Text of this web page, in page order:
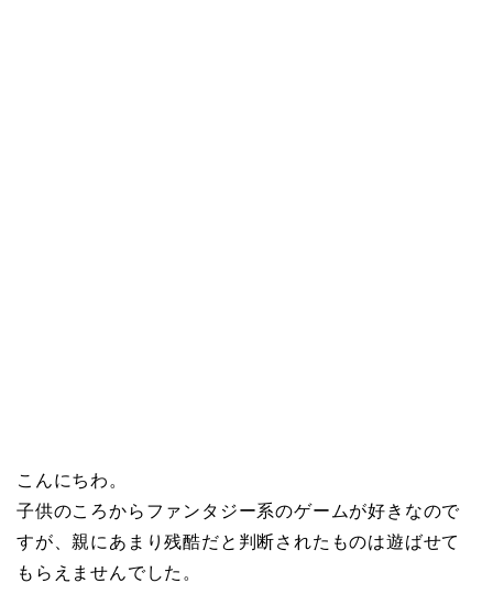
こんにちわ。
子供のころからファンタジー系のゲームが好きなので
すが、親にあまり残酷だと判断されたものは遊ばせて
もらえませんでした。